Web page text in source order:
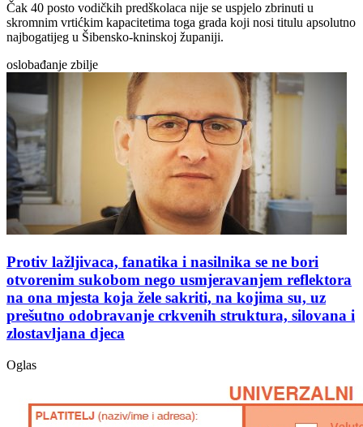
Čak 40 posto vodičkih predškolaca nije se uspjelo zbrinuti u
skromnim vrtićkim kapacitetima toga grada koji nosi titulu apsolutno
najbogatijeg u Šibensko-kninskoj županiji.
oslobađanje zbilje
Protiv lažljivaca, fanatika i nasilnika se ne bori
otvorenim sukobom nego usmjeravanjem reflektora
na ona mjesta koja žele sakriti, na kojima su, uz
prešutno odobravanje crkvenih struktura, silovana i
zlostavljana djeca
Oglas